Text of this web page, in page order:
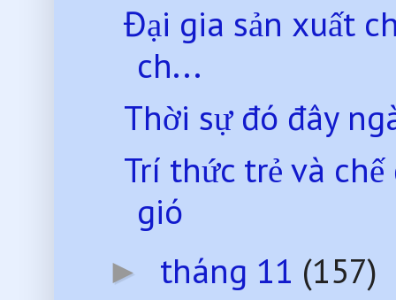
Đại gia sản xuất
ch...
Thời sự đó đây
Trí thức trẻ và
gió
► tháng 11 (157)